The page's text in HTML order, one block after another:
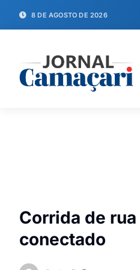
8 DE AGOSTO DE 2026
Corrida de
conectado